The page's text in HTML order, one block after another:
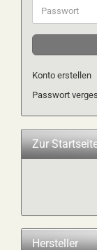
Passwort
Konto erstellen
Passwort
Zur
Hersteller